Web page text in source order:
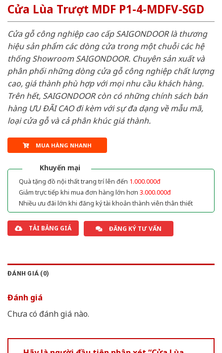
Cửa Lùa Trượt MDF P1-4-MDFV-SGD
Cửa gỗ công nghiệp cao cấp SAIGONDOOR là thương
hiệu sản phẩm các dòng cửa trong một chuỗi các hệ
thống Showroom SAIGONDOOR. Chuyên sản xuất và
phân phối những dòng cửa gỗ công nghiệp chất lượng
cao, giá thành phù hợp với mọi nhu cầu khách hàng.
Trên hết, SAIGONDOOR còn có những chính sách bán
hàng ƯU ĐÃI CAO đi kèm với sự đa dạng về mẫu mã,
loại cửa gỗ và cả phân khúc giá thành.
MUA HÀNG NHANH
Khuyến mại
Quà tặng đồ nội thất trang trí lên đến 1.000.000đ
Giảm trực tiếp khi mua đơn hàng lớn hơn 3.000.000đ
Nhiều ưu đãi lớn khi đăng ký tài khoản thành viên thân thiết
TẢI BẢNG GIÁ ĐĂNG KÝ TƯ VẤN
ĐÁNH GIÁ (0)
Đánh giá
Chưa có đánh giá nào.